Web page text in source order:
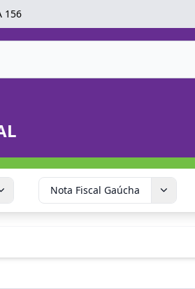
156
Nota Fiscal Gaúcha